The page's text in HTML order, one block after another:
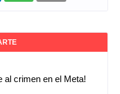
al crimen en el Meta!